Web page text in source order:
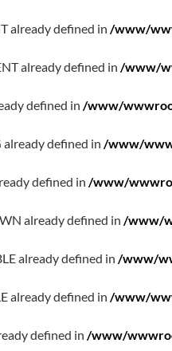
already defined in /www/
already defined in /www/
defined in /www/
already defined in /www/
defined in /www/
already defined in /www/
already defined in /www/
already defined in /www/
defined in /www/